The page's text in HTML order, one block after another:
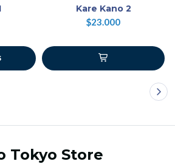
Kare Kano 2
$23.000
Tokyo Store